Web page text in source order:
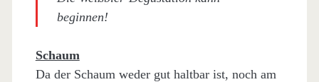
beginnen!
Schaum
Da der Schaum weder gut haltbar ist, noch am